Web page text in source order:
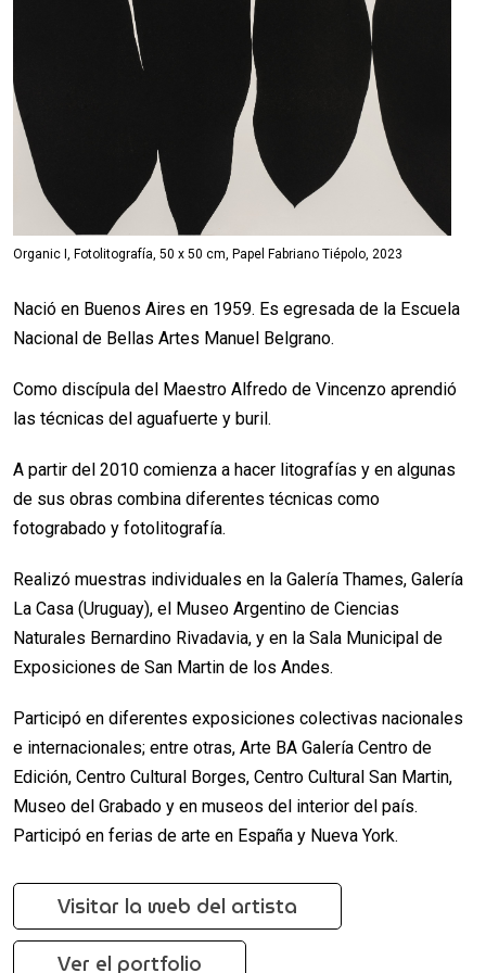
Organic I, Fotolitografía, 50 x 50 cm, Papel Fabriano Tiépolo, 2023
Nació en Buenos Aires en 1959. Es egresada de la Escuela
Nacional de Bellas Artes Manuel Belgrano.
Como discípula del Maestro Alfredo de Vincenzo aprendió
las técnicas del aguafuerte y buril.
A partir del 2010 comienza a hacer litografías y en algunas
de sus obras combina diferentes técnicas como
fotograbado y fotolitografía.
Realizó muestras individuales en la Galería Thames, Galería
La Casa (Uruguay), el Museo Argentino de Ciencias
Naturales Bernardino Rivadavia, y en la Sala Municipal de
Exposiciones de San Martin de los Andes.
Participó en diferentes exposiciones colectivas nacionales
e internacionales; entre otras, Arte BA Galería Centro de
Edición, Centro Cultural Borges, Centro Cultural San Martin,
Museo del Grabado y en museos del interior del país.
Participó en ferias de arte en España y Nueva York.
Visitar la web del artista
Ver el portfolio